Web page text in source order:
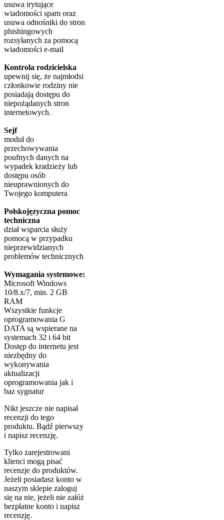
usuwa irytujące
wiadomości spam oraz
usuwa odnośniki do stron
phishingowych
rozsyłanych za pomocą
wiadomości e-mail
Kontrola rodzicielska
upewnij się, że najmłodsi
członkowie rodziny nie
posiadają dostępu do
niepożądanych stron
internetowych.
Sejf
moduł do
przechowywania
poufnych danych na
wypadek kradzieży lub
dostępu osób
nieuprawnionych do
Twojego komputera
Polskojęzyczna pomoc
techniczna
dział wsparcia służy
pomocą w przypadku
nieprzewidzianych
problemów technicznych
Wymagania systemowe:
Microsoft Windows
10/8.x/7, min. 2 GB
RAM
Wszystkie funkcje
oprogramowania G
DATA są wspierane na
systemach 32 i 64 bit
Dostęp do internetu jest
niezbędny do
wykonywania
aktualizacji
oprogramowania jak i
baz sygnatur
Nikt jeszcze nie napisał
recenzji do tego
produktu. Bądź pierwszy
i napisz recenzję.
Tylko zarejestrowani
klienci mogą pisać
recenzje do produktów.
Jeżeli posiadasz konto w
naszym sklepie zaloguj
się na nie, jeżeli nie załóż
bezpłatne konto i napisz
recenzję.